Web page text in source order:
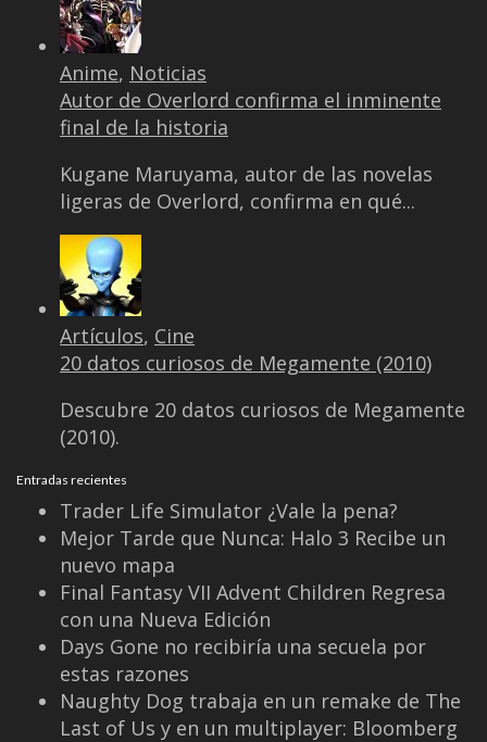
Entradas recientes
Trader Life Simulator ¿Vale la pena?
Mejor Tarde que Nunca: Halo 3 Recibe un
nuevo mapa
Final Fantasy VII Advent Children Regresa
con una Nueva Edición
Days Gone no recibiría una secuela por
estas razones
Naughty Dog trabaja en un remake de The
Last of Us y en un multiplayer: Bloomberg